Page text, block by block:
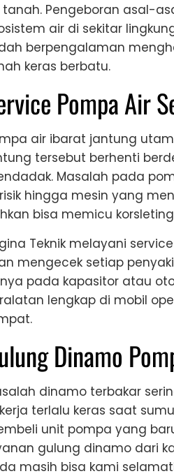
tanah. Pengeboran asal-
air di sekitar
berpengalaman
keras berbatu.
Pompa Air
air ibarat jantung
tersebut berhenti
Masalah pada
hingga mesin yang
bisa memicu
Teknik melayani
mengecek setiap
pada kapasitor atau
lengkap di mobil
Dinamo
dinamo terbakar
terlalu keras saat
unit pompa yang
gulung dinamo dari
masih bisa kami